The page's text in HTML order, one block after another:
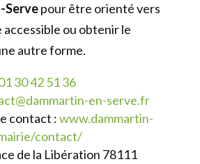
Servepour être orienté vers
ou obtenir le
autre forme.
30 42 51 36
en-serve.fr
contact :www.dammartin-
contact/
de la Libération 78111